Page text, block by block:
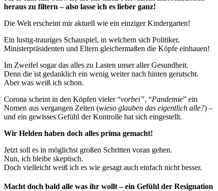
heraus zu filtern – also lasse ich es lieber ganz!
Die Welt erscheint mir aktuell wie ein einziger Kindergarten!
Ein lustig-trauriges Schauspiel, in welchem sich Politiker,
Ministerpräsidenten und Eltern gleichermaßen die Köpfe einhauen!
Im Zweifel sogar das alles zu Lasten unser aller Gesundheit.
Denn die ist gedanklich ein wenig weiter nach hinten gerutscht.
Aber was weiß ich schon.
Corona scheint in den Köpfen vieler “vorbei”, “Pandemie” ein
Nomen aus vergangen Zeiten (wieso glauben das eigentlich alle?) –
und ein gewisses Gefühl der Kontrolle hat sich eingestellt.
Wir Helden haben doch alles prima gemacht!
Jetzt soll es in möglichst großen Schritten voran gehen.
Nun, ich bleibe skeptisch.
Doch vielleicht weiß ich es wie gesagt auch einfach nicht besser.
Macht doch bald alle was ihr wollt – ein Gefühl der Resignation